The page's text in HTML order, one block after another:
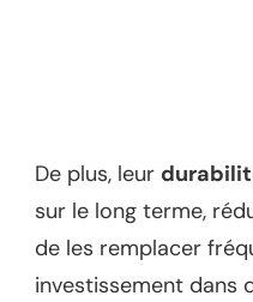
De plus, leur
sur le long terme,
de les remplacer
investissement dans